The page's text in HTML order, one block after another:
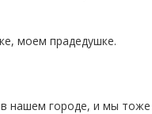
моем прадедушке.
нашем городе, и мы тоже